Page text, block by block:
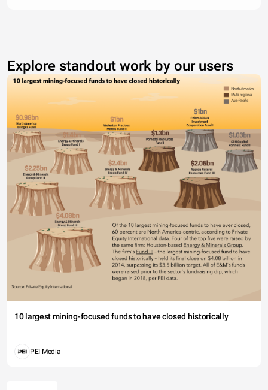
Explore standout work by our users
10 largest mining-focused funds to have closed historically
PEI Media